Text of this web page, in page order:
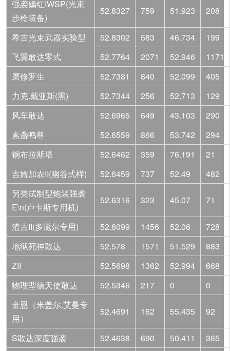
强袭嫣红IWSP(光束
步枪装备)
52.8327 759 51.923 208
希古光束武器实验型 52.8302 583 46.734
199
飞翼敢达零式
52.7764 2071 52.946
1171
磨修罗生
52.7381 840 52.099
405
力克.戴亚斯(黑)
52.7344 256 52.713
129
风车敢达
52.6965 649 43.103
290
素盏鸣尊
52.6559 866 53.742
294
钢布拉斯塔
52.6462 359 76.191
21
吉姆加农II(幽谷式样)
52.6459 737 52.49
482
另类试制型炮装强袭
E\n(卢卡斯专用机)
52.6316 323 45.07 71
渣古II(多滋尔专用) 52.6099 1456 52.06
728
地狱死神敢达
52.578 1571 51.529
883
ZII
52.5698 1362 52.994
668
物理型德天使敢达
52.5346 217 0
0
金恩（米盖尔.艾曼专
用）
52.4691 162 55.435 92
S敢达深度强袭 52.4638 690 50.411
365